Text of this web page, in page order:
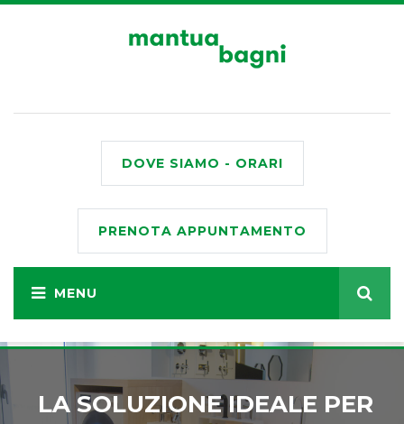
DOVE SIAMO - ORARI
PRENOTA APPUNTAMENTO
LA SOLUZIONE IDEALE PER